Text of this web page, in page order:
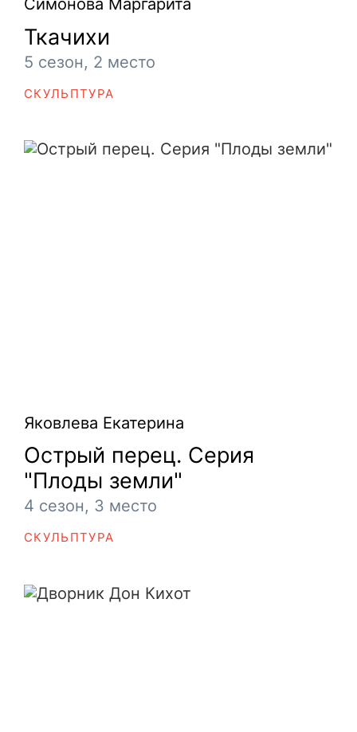
Симонова Маргарита
Ткачихи
5 сезон, 2 место
СКУЛЬПТУРА
Острый перец. Серия "Плоды земли"
Яковлева Екатерина
Острый перец. Серия
"Плоды земли"
4 сезон, 3 место
СКУЛЬПТУРА
Дворник Дон Кихот